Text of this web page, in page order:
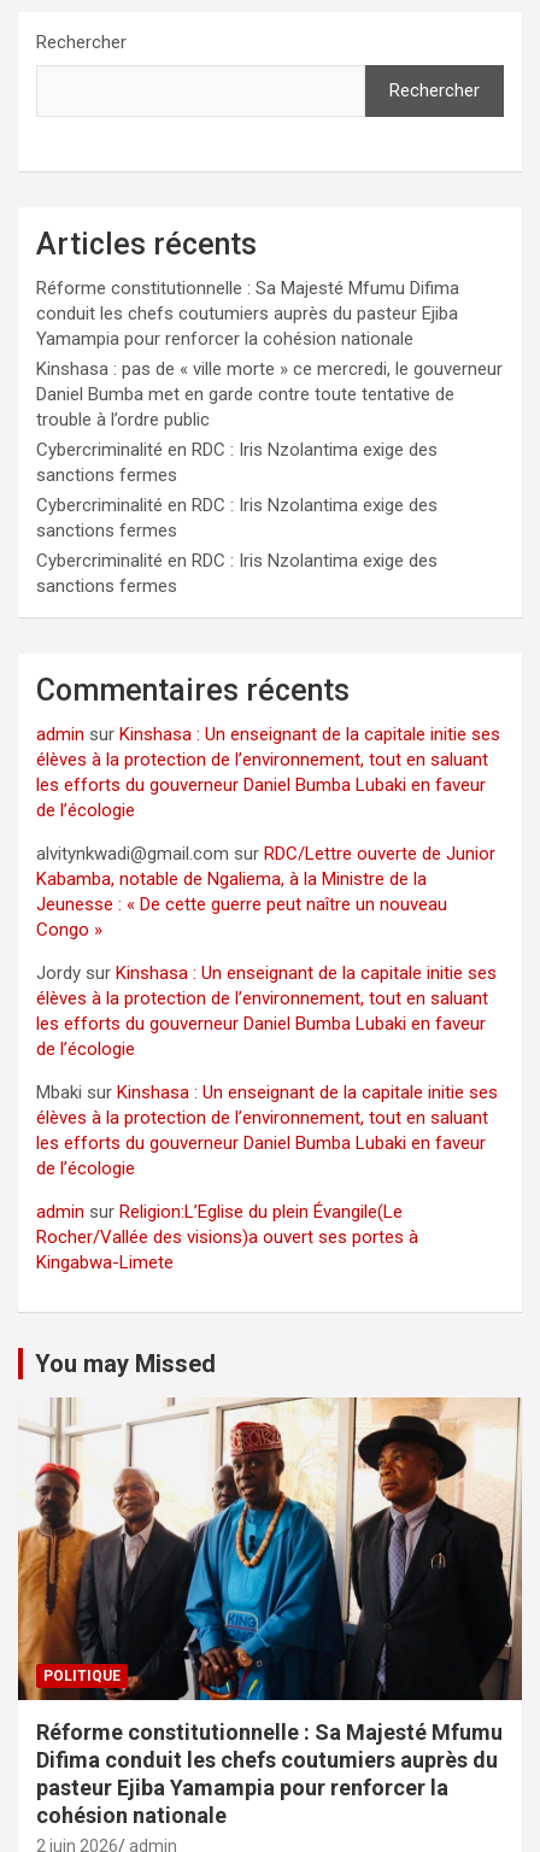
Rechercher
Rechercher
Articles récents
Réforme constitutionnelle : Sa Majesté Mfumu Difima
conduit les chefs coutumiers auprès du pasteur Ejiba
Yamampia pour renforcer la cohésion nationale
Kinshasa : pas de « ville morte » ce mercredi, le gouverneur
Daniel Bumba met en garde contre toute tentative de
trouble à l’ordre public
Cybercriminalité en RDC : Iris Nzolantima exige des
sanctions fermes
Cybercriminalité en RDC : Iris Nzolantima exige des
sanctions fermes
Cybercriminalité en RDC : Iris Nzolantima exige des
sanctions fermes
Commentaires récents
admin sur Kinshasa : Un enseignant de la capitale initie ses
élèves à la protection de l’environnement, tout en saluant
les efforts du gouverneur Daniel Bumba Lubaki en faveur
de l’écologie
alvitynkwadi@gmail.com sur RDC/Lettre ouverte de Junior
Kabamba, notable de Ngaliema, à la Ministre de la
Jeunesse : « De cette guerre peut naître un nouveau
Congo »
Jordy sur Kinshasa : Un enseignant de la capitale initie ses
élèves à la protection de l’environnement, tout en saluant
les efforts du gouverneur Daniel Bumba Lubaki en faveur
de l’écologie
Mbaki sur Kinshasa : Un enseignant de la capitale initie ses
élèves à la protection de l’environnement, tout en saluant
les efforts du gouverneur Daniel Bumba Lubaki en faveur
de l’écologie
admin sur Religion:L’Eglise du plein Évangile(Le
Rocher/Vallée des visions)a ouvert ses portes à
Kingabwa-Limete
You may Missed
POLITIQUE
Réforme constitutionnelle : Sa Majesté Mfumu
Difima conduit les chefs coutumiers auprès du
pasteur Ejiba Yamampia pour renforcer la
cohésion nationale
2 juin 2026 admin